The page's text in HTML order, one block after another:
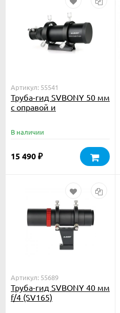
Артикул: 55541
Труба-гид SVBONY 50 мм
с оправой и
В наличии
15 490 ₽
Артикул: 55689
Труба-гид SVBONY 40 мм
f/4 (SV165)